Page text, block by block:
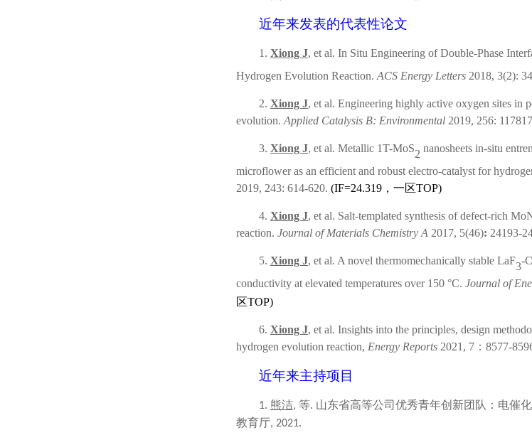
近年来发表的代表性论文
1. Xiong J, et al. In Situ Engineering of Double-Phase
Hydrogen Evolution Reaction. ACS Energy Letters 2018, 3(2):
2. Xiong J, et al. Engineering highly active oxygen sites in
evolution. Applied Catalysis B: Environmental 2019, 256:
3. Xiong J, et al. Metallic 1T-MoS2 nanosheets in-situ
microflower as an efficient and robust electro-catalyst for
2019, 243: 614-620. (IF=24.319 ，一区TOP)
4. Xiong J, et al. Salt-templated synthesis of defect-rich
reaction. Journal of Materials Chemistry A 2017, 5(46): 24193-
5. Xiong J, et al. A novel thermomechanically stable LaF3-
conductivity at elevated temperatures over 150 °C. Journal of
区TOP)
6. Xiong J, et al. Insights into the principles, design
hydrogen evolution reaction, Energy Reports 2021, 7 ： 8577-
近年来主持项目
1. 熊洁, 等. 山东省高等公司 优秀青年创新团队：电催
教育厅, 2021.